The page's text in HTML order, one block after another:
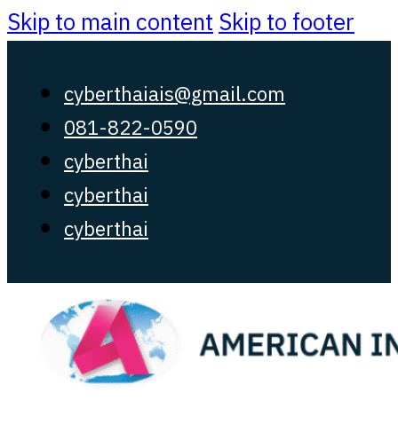
Skip to main contentSkip to footer
cyberthaiais@gmail.com
081-822-0590
cyberthai
cyberthai
cyberthai